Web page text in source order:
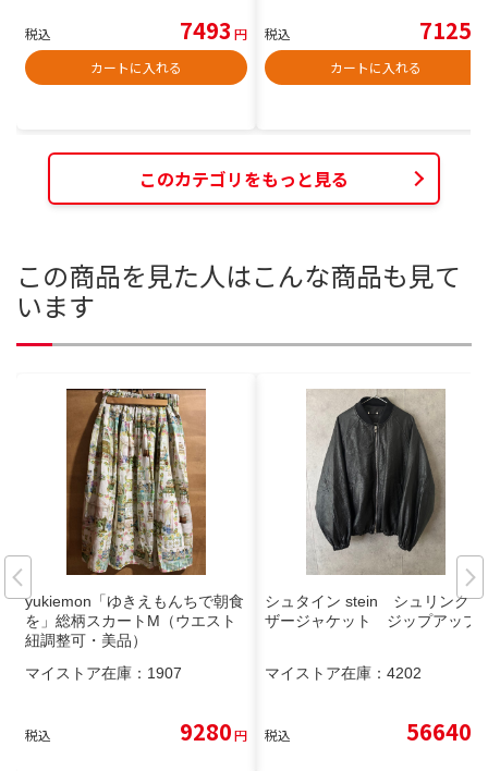
税込 7493 円
カートに入れる
税込 7125
カートに入れる
このカテゴリをもっと見る
この商品を見た人はこんな商品も見て
います
yukiemon「ゆきえもんちで朝食
を」総柄スカートM（ウエスト
紐調整可・美品）
マイストア在庫： 1907
税込 9280円
シュタイン stein シュリンクレ
ザージャケット ジップアップ
マイストア在庫： 4202
税込 56640